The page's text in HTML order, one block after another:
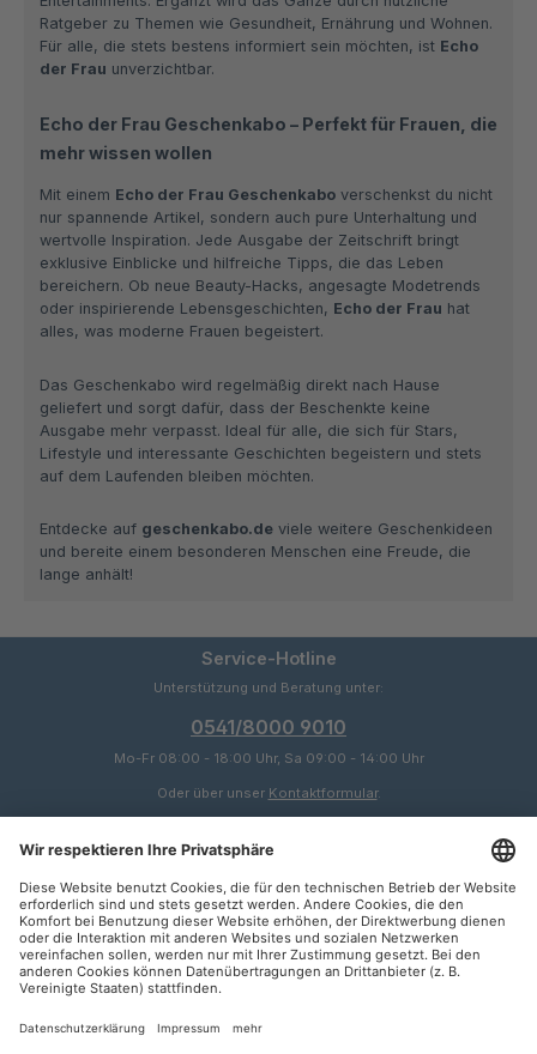
Ratgeber zu Themen wie Gesundheit, Ernährung und Wohnen.
Für alle, die stets bestens informiert sein möchten, ist Echo
der Frau unverzichtbar.
Echo der Frau Geschenkabo – Perfekt für Frauen, die
mehr wissen wollen
Mit einem Echo der Frau Geschenkaboverschenkst du nicht
nur spannende Artikel, sondern auch pure Unterhaltung und
wertvolle Inspiration. Jede Ausgabe der Zeitschrift bringt
exklusive Einblicke und hilfreiche Tipps, die das Leben
bereichern. Ob neue Beauty-Hacks, angesagte Modetrends
oder inspirierende Lebensgeschichten, Echo der Frau hat
alles, was moderne Frauen begeistert.
Das Geschenkabo wird regelmäßig direkt nach Hause
geliefert und sorgt dafür, dass der Beschenkte keine
Ausgabe mehr verpasst. Ideal für alle, die sich für Stars,
Lifestyle und interessante Geschichten begeistern und stets
auf dem Laufenden bleiben möchten.
Entdecke auf geschenkabo.deviele weitere Geschenkideen
und bereite einem besonderen Menschen eine Freude, die
lange anhält!
Service-Hotline
Unterstützung und Beratung unter:
0541/8000 9010
Mo-Fr 08:00 - 18:00 Uhr, Sa 09:00 - 14:00 Uhr
Oder über unser Kontaktformular.
Informationen
Zahlungsarten